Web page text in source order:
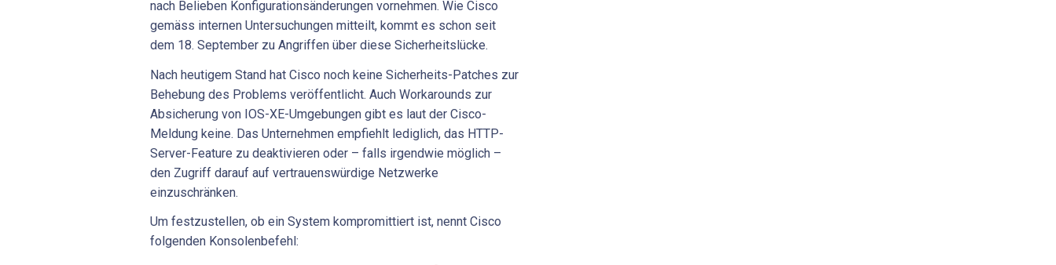
nach Belieben Konfigurationsänderungen vornehmen. Wie Cisco
gemäss internen Untersuchungen mitteilt, kommt es schon seit
dem 18. September zu Angriffen über diese Sicherheitslücke.
Nach heutigem Stand hat Cisco noch keine Sicherheits-Patches zur
Behebung des Problems veröffentlicht. Auch Workarounds zur
Absicherung von IOS-XE-Umgebungen gibt es laut der Cisco-
Meldung keine. Das Unternehmen empfiehlt lediglich, das HTTP-
Server-Feature zu deaktivieren oder – falls irgendwie möglich –
den Zugriff darauf auf vertrauenswürdige Netzwerke
einzuschränken.
Um festzustellen, ob ein System kompromittiert ist, nennt Cisco
folgenden Konsolenbefehl: